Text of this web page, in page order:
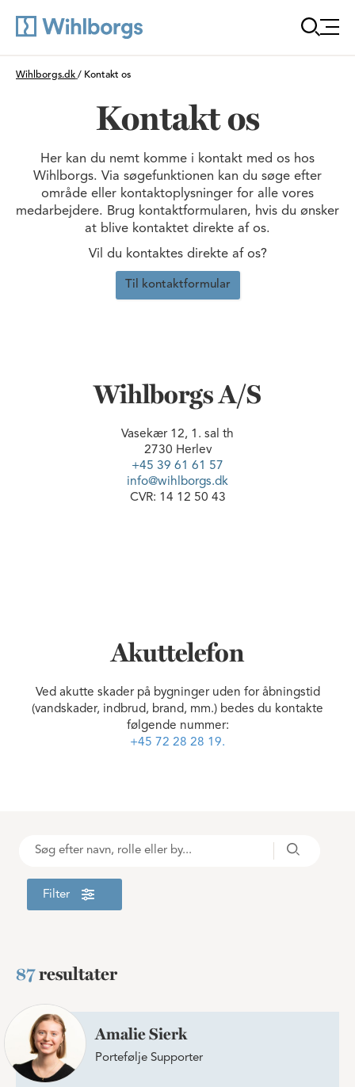
Du är här:
Wihlborgs.dk / Kontakt os
Kontakt os
Her kan du nemt komme i kontakt med os hos
Wihlborgs. Via søgefunktionen kan du søge efter
område eller kontaktoplysninger for alle vores
medarbejdere. Brug kontaktformularen, hvis du ønsker
at blive kontaktet direkte af os.
Vil du kontaktes direkte af os?
Til kontaktformular
Wihlborgs A/S
Vasekær 12, 1. sal th
2730 Herlev
+45 39 61 61 57
info@wihlborgs.dk
CVR: 14 12 50 43
Akuttelefon
Ved akutte skader på bygninger uden for åbningstid
(vandskader, indbrud, brand, mm.) bedes du kontakte
følgende nummer:
+45 72 28 28 19.
Sök
Filter
87resultater
Amalie Sierk
Portefølje Supporter